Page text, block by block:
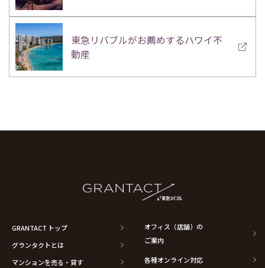
東急リバブルがお薦めするハワイ不
動産
GRANTACT トップ
グランタクトとは
マンションを売る・貸す
オフィス（店舗）の
ご案内
各種オンライン対応